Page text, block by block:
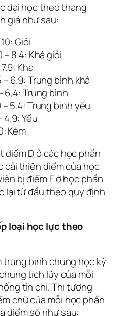
đại học theo thang
giá như sau:
Giỏi
8.4: Khá giỏi
Khá
6.9: Trung bình khá
6,4: Trung bình
5.4: Trung bình yếu
4.9: Yếu
Kém
điểm D ở các học phần
cải thiện điểm của học
bị điểm F ở học phần
lại từ đầu theo quy định
loại học lực theo
bình chung học kỳ
tích lũy của mỗi
tín chỉ. Thì tương
chữ của mỗi học phần
điểm số như sau: